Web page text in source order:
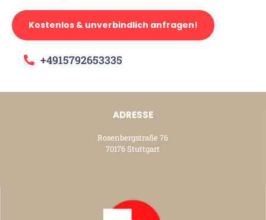
Kostenlos & unverbindlich anfragen!
+4915792653335
ADRESSE
Rosenbergstraße 76
70176 Stuttgart